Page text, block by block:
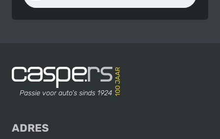
De Caspers Collectie
Passie voor auto's sinds 1924
ADRES